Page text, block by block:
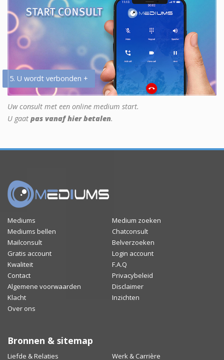
5. U wordt verbonden +
Uw consult met een online medium start.
U gaat pas vanaf hier betalen.
Mediums
Medium zoeken
Mediums bellen
Chatconsult
Mailconsult
Belverzoeken
Gratis account
Login account
Kwaliteit
F.A.Q
Contact
Privacybeleid
Algemene voorwaarden
Disclaimer
Klacht
Inzichten
Over ons
Bronnen & sitemap
Liefde & Relaties Werk & Carrière